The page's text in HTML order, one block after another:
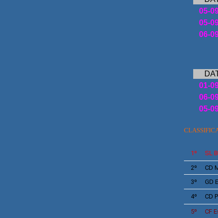
05-
05-
06-
01-
06-
05-
1º SL
2º
CD
3º
GD
4º
CD
5º CF